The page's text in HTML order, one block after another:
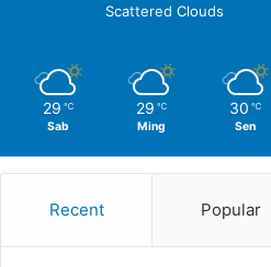
Scattered Clouds
29 ℃
Sab
29 ℃
Ming
30 ℃
Sen
Recent Popular